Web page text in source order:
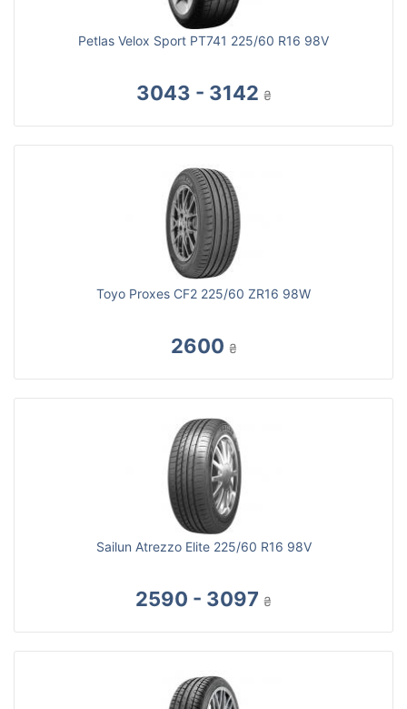
Petlas Velox Sport PT741 225/60 R16 98V
3043 - 3142 ₴
Toyo Proxes CF2 225/60 ZR16 98W
2600 ₴
Sailun Atrezzo Elite 225/60 R16 98V
2590 - 3097 ₴